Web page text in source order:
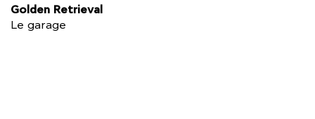
Golden Retrieval
Le garage